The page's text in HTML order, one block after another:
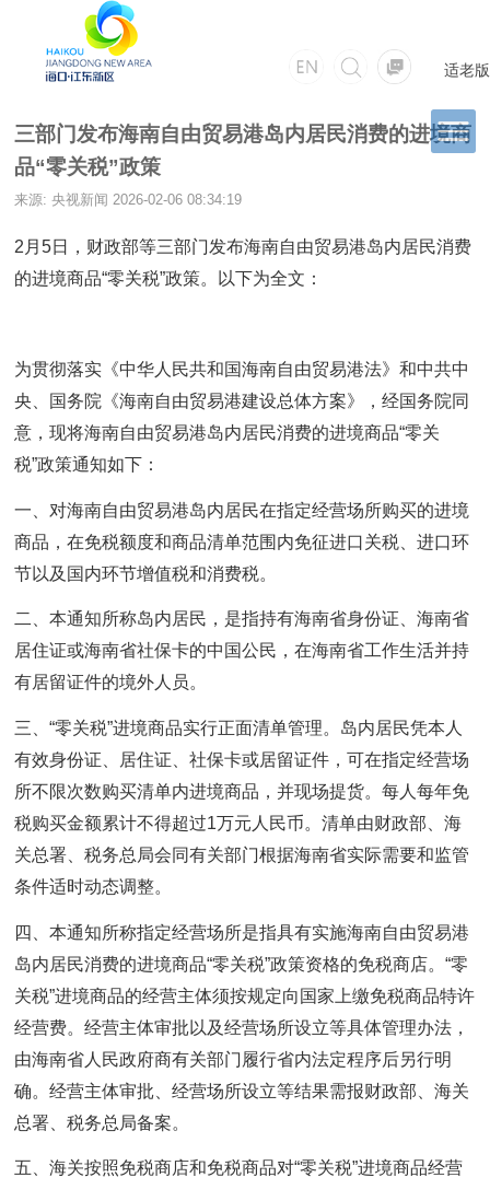
适老版
三部门发布海南自由贸易港岛内居民消费的进境商
品“零关税”政策
来源: 央视新闻 2026-02-06 08:34:19
2月5日，财政部等三部门发布海南自由贸易港岛内居民消费
的进境商品“零关税”政策。以下为全文：
为贯彻落实《中华人民共和国海南自由贸易港法》和中共中
央、国务院《海南自由贸易港建设总体方案》，经国务院同
意，现将海南自由贸易港岛内居民消费的进境商品“零关
税”政策通知如下：
一、对海南自由贸易港岛内居民在指定经营场所购买的进境
商品，在免税额度和商品清单范围内免征进口关税、进口环
节以及国内环节增值税和消费税。
二、本通知所称岛内居民，是指持有海南省身份证、海南省
居住证或海南省社保卡的中国公民，在海南省工作生活并持
有居留证件的境外人员。
三、“零关税”进境商品实行正面清单管理。岛内居民凭本人
有效身份证、居住证、社保卡或居留证件，可在指定经营场
所不限次数购买清单内进境商品，并现场提货。每人每年免
税购买金额累计不得超过1万元人民币。清单由财政部、海
关总署、税务总局会同有关部门根据海南省实际需要和监管
条件适时动态调整。
四、本通知所称指定经营场所是指具有实施海南自由贸易港
岛内居民消费的进境商品“零关税”政策资格的免税商店。“零
关税”进境商品的经营主体须按规定向国家上缴免税商品特许
经营费。经营主体审批以及经营场所设立等具体管理办法，
由海南省人民政府商有关部门履行省内法定程序后另行明
确。经营主体审批、经营场所设立等结果需报财政部、海关
总署、税务总局备案。
五、海关按照免税商店和免税商品对“零关税”进境商品经营